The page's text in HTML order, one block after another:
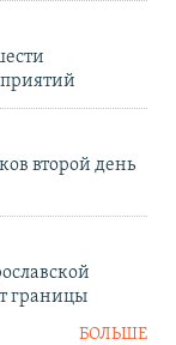
второй день
границы
БОЛЬШЕ